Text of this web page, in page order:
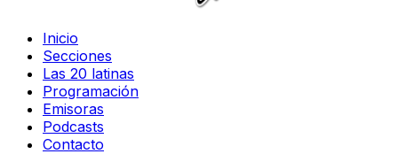
Inicio
Secciones
Las 20 latinas
Programación
Emisoras
Podcasts
Contacto